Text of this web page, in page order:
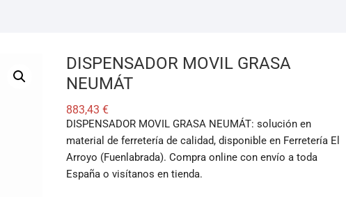
DISPENSADOR MOVIL GRASA
NEUMÁT
883,43 €
DISPENSADOR MOVIL GRASA NEUMÁT: solución en
material de ferretería de calidad, disponible en Ferretería El
Arroyo (Fuenlabrada). Compra online con envío a toda
España o visítanos en tienda.